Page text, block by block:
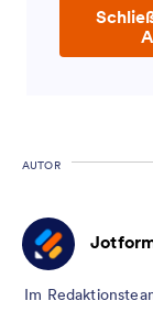
AUTOR
Im